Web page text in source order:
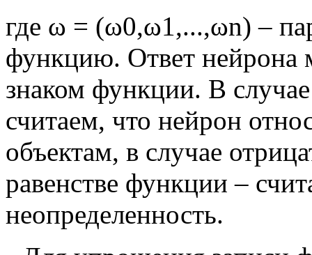
где ω = (ω0,ω1,...,ωn) –
функцию. Ответ нейрона
знаком функции. В
считаем, что нейрон
объектам, в случае
равенстве функции –
неопределенность.